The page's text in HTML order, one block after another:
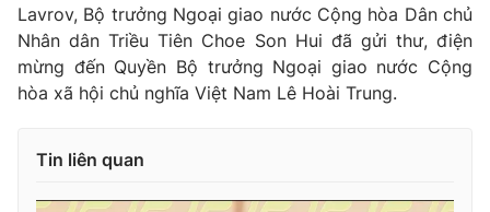
Lavrov, Bộ trưởng Ngoại giao nước Cộng hòa Dân chủ
Nhân dân Triều Tiên Choe Son Hui đã gửi thư, điện
mừng đến Quyền Bộ trưởng Ngoại giao nước Cộng
hòa xã hội chủ nghĩa Việt Nam Lê Hoài Trung.
Tin liên quan